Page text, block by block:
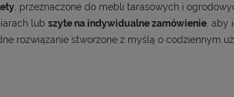
, przeznaczone do mebli tarasowych i
lub szyte na indywidualne zamówienie ,
rozwiązanie stworzone z myślą o codziennym